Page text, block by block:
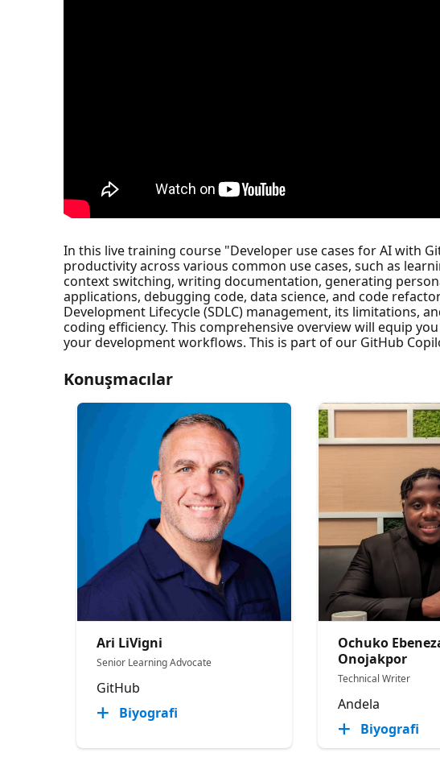
In this live training course "Developer use cases for AI with
productivity across various common use cases, such as
context switching, writing documentation, generating
applications, debugging code, data science, and code
Development Lifecycle (SDLC) management, its limitations,
coding efficiency. This comprehensive overview will equip
your development workflows. This is part of our GitHub
Konuşmacılar
Ari LiVigni
Senior Learning Advocate
GitHub
Biyografi
Ochuko
Onojakpor
Technical Writer
Andela
Biyografi